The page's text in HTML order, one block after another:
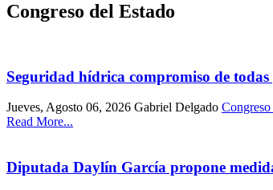
Congreso del Estado
Seguridad hídrica compromiso de
Jueves, Agosto 06, 2026 Gabriel Delgado Congreso
Read More...
Diputada Daylín García propone